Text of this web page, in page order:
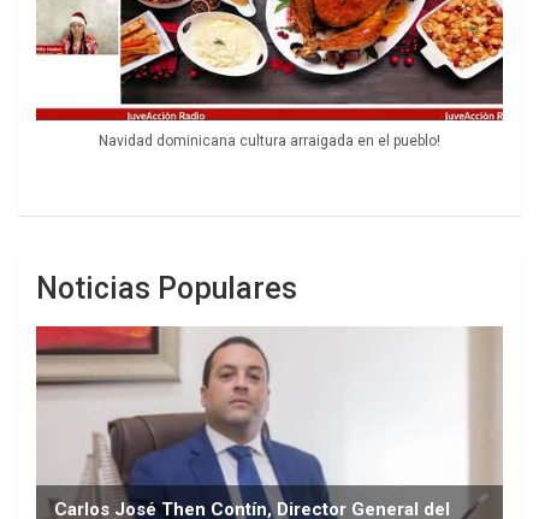
Navidad dominicana cultura arraigada en el pueblo!
Noticias Populares